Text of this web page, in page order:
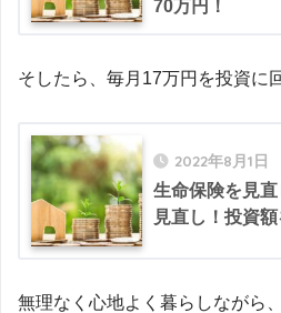
70万円！
そしたら、毎月17万円を投資に
2022年8月1日
生命保険を見
見直し！投資
無理なく心地よく暮らしながら、